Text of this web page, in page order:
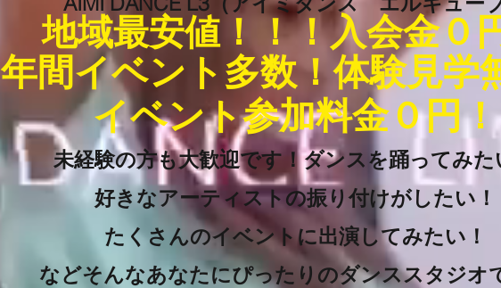
​地域最安値！！！入会金０
年間イベント多数！体験見学
イベント参加料金０円！
未経験の方も大歓迎です！ダンスを踊ってみた
好きなアーティストの振り付けがしたい！
たくさんのイベントに出演してみたい！
などそんなあなたにぴったりのダンススタジオ